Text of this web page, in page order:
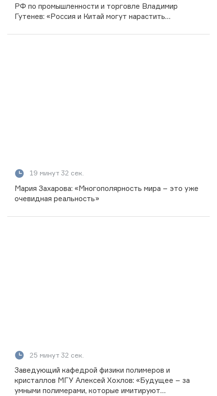
РФ по промышленности и торговле Владимир
Гутенев: «Россия и Китай могут нарастить
19 минут 32 сек.
Мария Захарова: «Многополярность мира – это уже
очевидная реальность»
25 минут 32 сек.
Заведующий кафедрой физики полимеров и
кристаллов МГУ Алексей Хохлов: «Будущее – за
умными полимерами, которые имитируют